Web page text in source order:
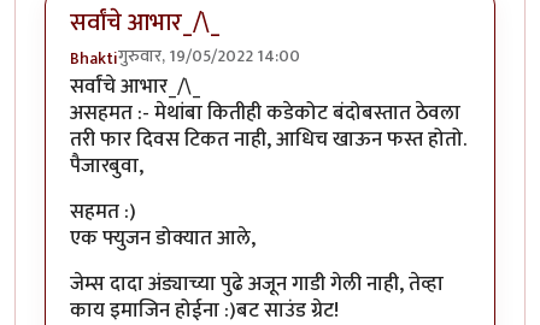
सर्वांचे आभार_/\_
Bhaktiगुरुवार, 19/05/2022 14:00
सर्वांचे आभार_/\_
असहमत :- मेथांबा कितीही कडेकोट बंदोबस्तात ठेवला
तरी फार दिवस टिकत नाही, आधिच खाऊन फस्त होतो.
पैजारबुवा,
सहमत :)
एक फ्युजन डोक्यात आले,
जेम्स दादा अंड्याच्या पुढे अजून गाडी गेली नाही, तेव्हा
काय इमाजिन होईना :)बट साउंड ग्रेट!